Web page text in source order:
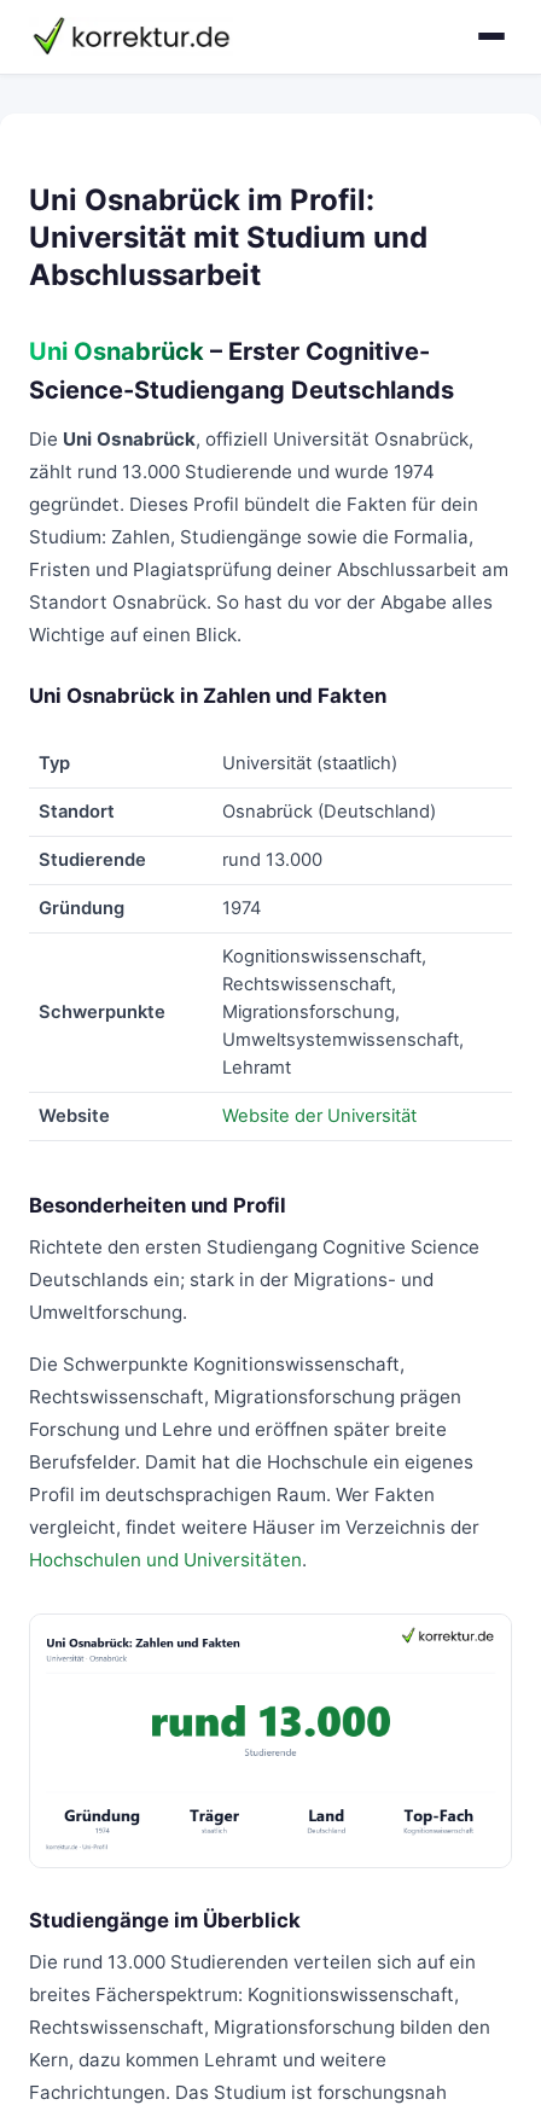
Uni Osnabrück im Profil:
Universität mit Studium und
Abschlussarbeit
Uni Osnabrück – Erster Cognitive-
Science-Studiengang Deutschlands
Die Uni Osnabrück, offiziell Universität Osnabrück,
zählt rund 13.000 Studierende und wurde 1974
gegründet. Dieses Profil bündelt die Fakten für dein
Studium: Zahlen, Studiengänge sowie die Formalia,
Fristen und Plagiatsprüfung deiner Abschlussarbeit am
Standort Osnabrück. So hast du vor der Abgabe alles
Wichtige auf einen Blick.
Uni Osnabrück in Zahlen und Fakten
Typ Universität (staatlich)
Standort Osnabrück (Deutschland)
Studierende rund 13.000
Gründung 1974
Schwerpunkte
Kognitionswissenschaft,
Rechtswissenschaft,
Migrationsforschung,
Umweltsystemwissenschaft,
Lehramt
Website Website der Universität
Besonderheiten und Profil
Richtete den ersten Studiengang Cognitive Science
Deutschlands ein; stark in der Migrations- und
Umweltforschung.
Die Schwerpunkte Kognitionswissenschaft,
Rechtswissenschaft, Migrationsforschung prägen
Forschung und Lehre und eröffnen später breite
Berufsfelder. Damit hat die Hochschule ein eigenes
Profil im deutschsprachigen Raum. Wer Fakten
vergleicht, findet weitere Häuser im Verzeichnis der
Hochschulen und Universitäten.
Studiengänge im Überblick
Die rund 13.000 Studierenden verteilen sich auf ein
breites Fächerspektrum: Kognitionswissenschaft,
Rechtswissenschaft, Migrationsforschung bilden den
Kern, dazu kommen Lehramt und weitere
Fachrichtungen. Das Studium ist forschungsnah